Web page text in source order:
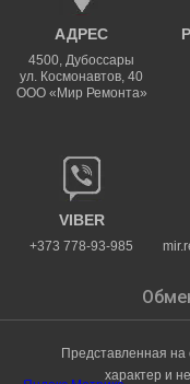
АДРЕС
4500,Дубоссары
ул. Космонавтов, 40
ООО «Мир Ремонта»
VIBER
+373 778-93-985
Представленная
характер и